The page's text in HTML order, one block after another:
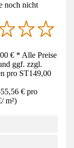
noch nicht
€ * Alle Preise
ggf. zzgl.
pro ST149,00
€ pro
/ m²)